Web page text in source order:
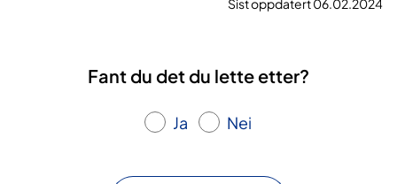
Sist oppdatert 06.02.2024
Fant du det du lette etter?
Ja Nei